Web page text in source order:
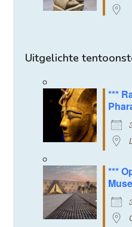
Uitgelichte
***
***